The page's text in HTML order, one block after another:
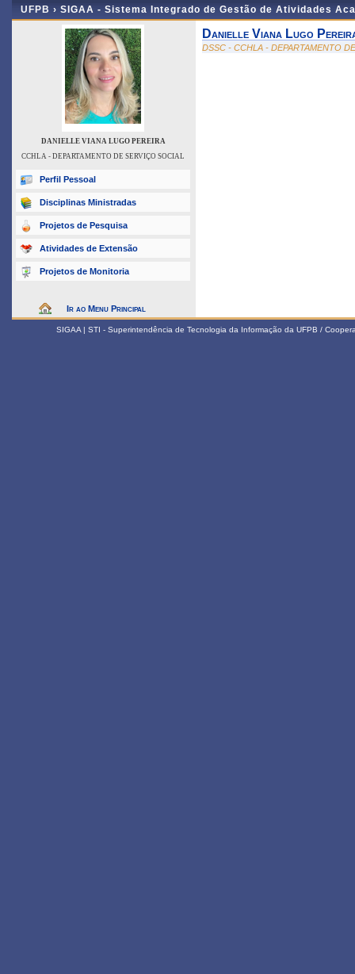
UFPB › SIGAA - Sistema Integrado de Gestão de Atividades
DANIELLE VIANA LUGO PEREIRA
CCHLA - DEPARTAMENTO DE SERVIÇO SOCIAL
Perfil Pessoal
Disciplinas Ministradas
Projetos de Pesquisa
Atividades de Extensão
Projetos de Monitoria
Ir ao Menu Principal
Danielle Viana Lugo
DSSC - CCHLA - DEPARTAMENTO
SIGAA | STI - Superintendência de Tecnologia da Informação da UFPB /